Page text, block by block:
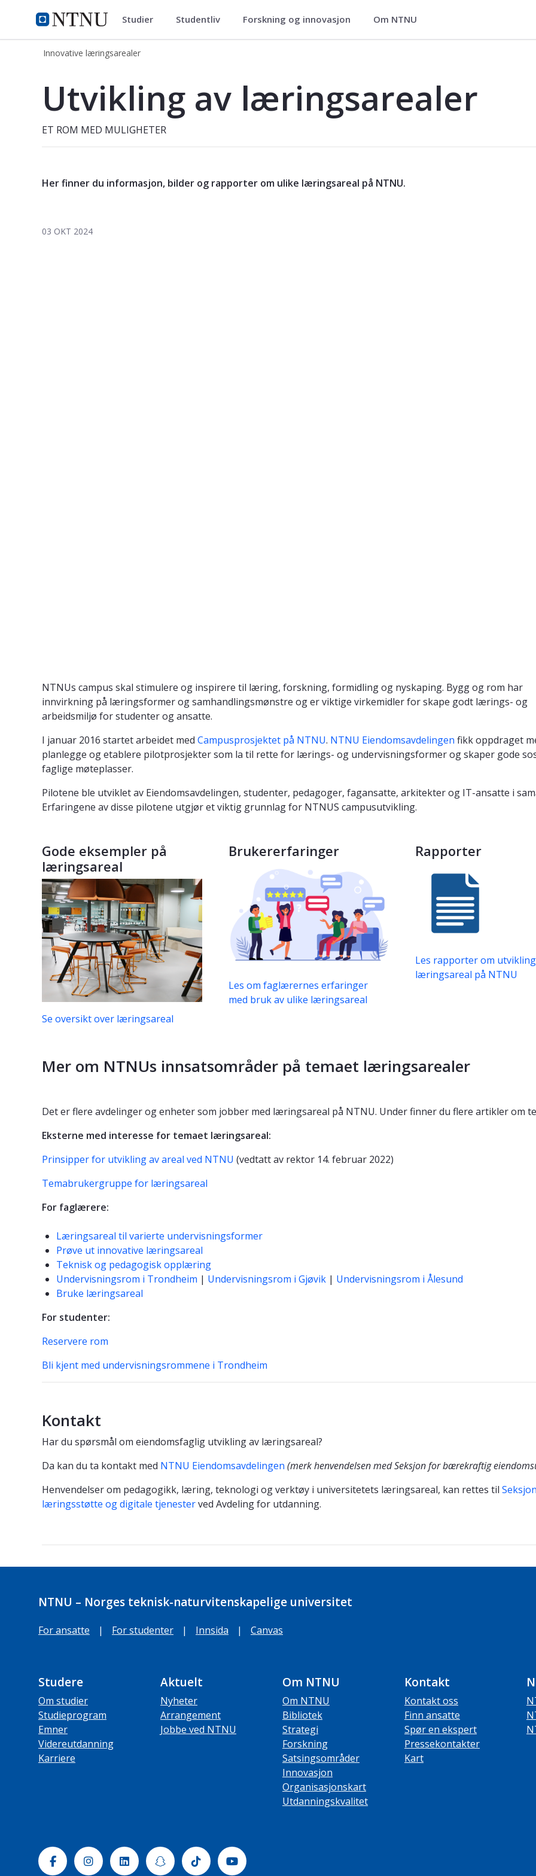
NTNU Hjemmeside
Innovative læringsarealer
Studier Studentliv Forskning og innovasjon Om NTNU
Innovative læringsarealer
Utvikling av læringsarealer
ET ROM MED MULIGHETER
Her finner du informasjon, bilder og rapporter om ulike læringsareal på NTNU.
03 OKT 2024
NTNUs campus skal stimulere og inspirere til læring, forskning, formidling og nyskaping. Bygg og rom har
innvirkning på læringsformer og samhandlingsmønstre og er viktige virkemidler for skape godt lærings- og
arbeidsmiljø for studenter og ansatte.
I januar 2016 startet arbeidet med Campusprosjektet på NTNU. NTNU Eiendomsavdelingen fikk oppdraget
planlegge og etablere pilotprosjekter som la til rette for lærings- og undervisningsformer og skaper gode
faglige møteplasser.
Pilotene ble utviklet av Eiendomsavdelingen, studenter, pedagoger, fagansatte, arkitekter og IT-ansatte i
Erfaringene av disse pilotene utgjør et viktig grunnlag for NTNUS campusutvikling.
Gode eksempler på
læringsareal
Se oversikt over læringsareal
Brukererfaringer
Les om faglærernes erfaringer
med bruk av ulike læringsareal
Rapporter
Les rapporter om
læringsareal på NTNU
Mer om NTNUs innsatsområder på temaet læringsarealer
Det er flere avdelinger og enheter som jobber med læringsareal på NTNU. Under finner du flere artikler om
Eksterne med interesse for temaet læringsareal:
Prinsipper for utvikling av areal ved NTNU (vedtatt av rektor 14. februar 2022)
Temabrukergruppe for læringsareal
For faglærere:
Læringsareal til varierte undervisningsformer
Prøve ut innovative læringsareal
Teknisk og pedagogisk opplæring
Undervisningsrom i Trondheim | Undervisningsrom i Gjøvik | Undervisningsrom i Ålesund
Bruke læringsareal
For studenter:
Reservere rom
Bli kjent med undervisningsrommene i Trondheim
Kontakt
Har du spørsmål om eiendomsfaglig utvikling av læringsareal?
Da kan du ta kontakt med NTNU Eiendomsavdelingen (merk henvendelsen med Seksjon for bærekraftig
Henvendelser om pedagogikk, læring, teknologi og verktøy i universitetets læringsareal, kan rettes til
læringsstøtte og digitale tjenesterved Avdeling for utdanning.
NTNU – Norges teknisk-naturvitenskapelige universitet
For ansatte | For studenter | Innsida | Canvas
Studere
Om studier
Studieprogram
Emner
Videreutdanning
Karriere
Aktuelt
Nyheter
Arrangement
Jobbe ved NTNU
Om NTNU
Om NTNU
Bibliotek
Strategi
Forskning
Satsingsområder
Innovasjon
Organisasjonskart
Utdanningskvalitet
Kontakt
Kontakt oss
Finn ansatte
Spør en ekspert
Pressekontakter
Kart
FacebookInstagramLinkedinSnapchatTiktok Youtube